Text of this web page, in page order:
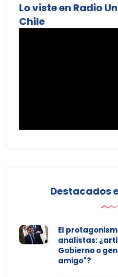
Lo viste en Radio
Chile
Destacados
El
analistas:
Gobierno o
amigo"?